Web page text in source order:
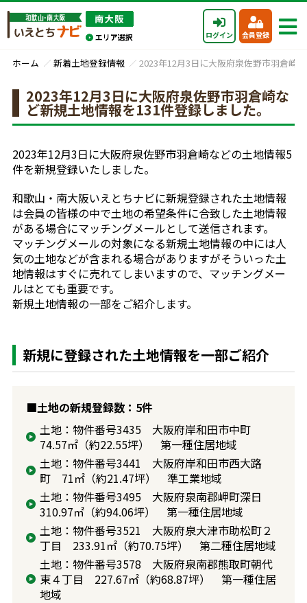
ログイン 会員登録
ホーム 新着土地登録情報 2023年12月3日に大阪府泉佐野市羽倉崎
2023年12月3日に大阪府泉佐野市羽倉崎な
ど新規土地情報を131件登録しました。
2023年12月3日に大阪府泉佐野市羽倉崎などの土地情報5
件を新規登録いたしました。
和歌山・南大阪いえとちナビに新規登録された土地情報
は会員の皆様の中で土地の希望条件に合致した土地情報
がある場合にマッチングメールとして送信されます。
マッチングメールの対象になる新規土地情報の中には人
気の土地などが含まれる場合がありますがそういった土
地情報はすぐに売れてしまいますので、マッチングメー
ルはとても重要です。
新規土地情報の一部をご紹介します。
新規に登録された土地情報を一部ご紹介
■土地の新規登録数：5件
土地：物件番号3435 大阪府岸和田市中町
74.57㎡（約22.55坪） 第一種住居地域
土地：物件番号3441 大阪府岸和田市西大路
町 71㎡（約21.47坪） 準工業地域
土地：物件番号3495 大阪府泉南郡岬町深日
310.97㎡（約94.06坪） 第一種住居地域
土地：物件番号3521 大阪府泉大津市助松町２
丁目 233.91㎡（約70.75坪） 第二種住居地域
土地：物件番号3578 大阪府泉南郡熊取町朝代
東４丁目 227.67㎡（約68.87坪） 第一種住居
地域